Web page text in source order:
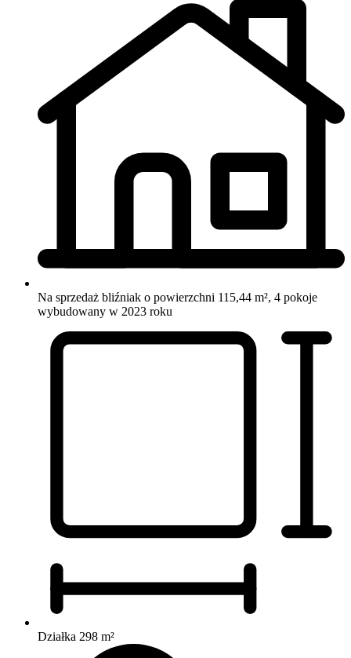
Na sprzedaż bliźniak o powierzchni 115,44 m², 4 pokoje
wybudowany w 2023 roku
Działka 298 m²